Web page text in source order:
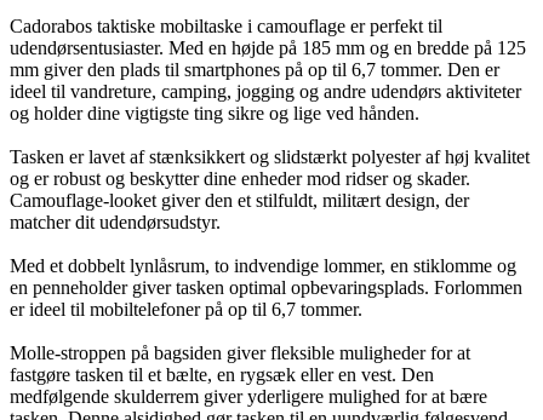
Cadorabos taktiske mobiltaske i camouflage er perfekt til
udendørsentusiaster. Med en højde på 185 mm og en bredde på 125
mm giver den plads til smartphones på op til 6,7 tommer. Den er
ideel til vandreture, camping, jogging og andre udendørs aktiviteter
og holder dine vigtigste ting sikre og lige ved hånden.
Tasken er lavet af stænksikkert og slidstærkt polyester af høj kvalitet
og er robust og beskytter dine enheder mod ridser og skader.
Camouflage-looket giver den et stilfuldt, militært design, der
matcher dit udendørsudstyr.
Med et dobbelt lynlåsrum, to indvendige lommer, en stiklomme og
en penneholder giver tasken optimal opbevaringsplads. Forlommen
er ideel til mobiltelefoner på op til 6,7 tommer.
Molle-stroppen på bagsiden giver fleksible muligheder for at
fastgøre tasken til et bælte, en rygsæk eller en vest. Den
medfølgende skulderrem giver yderligere mulighed for at bære